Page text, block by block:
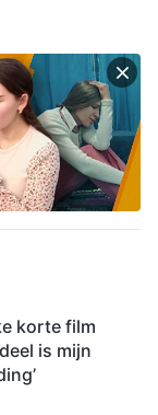
korte film
is mijn